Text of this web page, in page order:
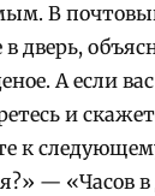
В
дверь,
А если
и
к
— «Часов в